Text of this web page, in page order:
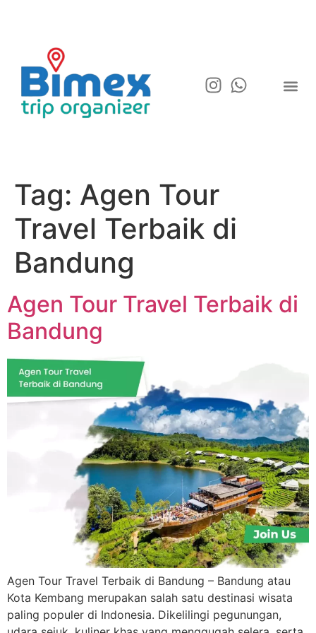
Tag: Agen Tour
Travel Terbaik di
Bandung
Agen Tour Travel Terbaik di
Bandung
Agen Tour Travel Terbaik di Bandung – Bandung atau
Kota Kembang merupakan salah satu destinasi wisata
paling populer di Indonesia. Dikelilingi pegunungan,